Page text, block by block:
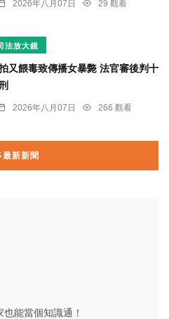
2026年八月07日
29 觀看
法放大鏡
又餵毒致傳播女暴斃 法官審後判十
2026年八月07日
266 觀看
最新新聞
能當個知識通！